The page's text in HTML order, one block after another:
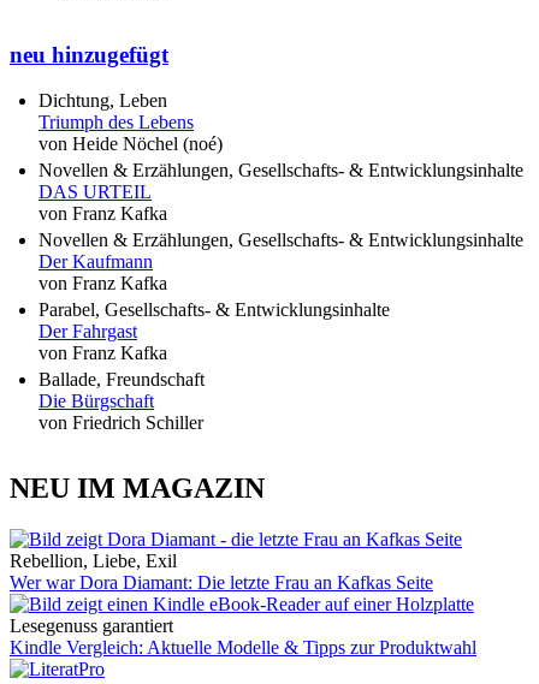
neu hinzugefügt
Dichtung, Leben
Triumph des Lebens
von Heide Nöchel (noé)
Novellen & Erzählungen, Gesellschafts- & Entwicklungsinhalte
DAS URTEIL
von Franz Kafka
Novellen & Erzählungen, Gesellschafts- & Entwicklungsinhalte
Der Kaufmann
von Franz Kafka
Parabel, Gesellschafts- & Entwicklungsinhalte
Der Fahrgast
von Franz Kafka
Ballade, Freundschaft
Die Bürgschaft
von Friedrich Schiller
NEU IM MAGAZIN
Rebellion, Liebe, Exil
Wer war Dora Diamant: Die letzte Frau an Kafkas Seite
Lesegenuss garantiert
Kindle Vergleich: Aktuelle Modelle & Tipps zur Produktwahl